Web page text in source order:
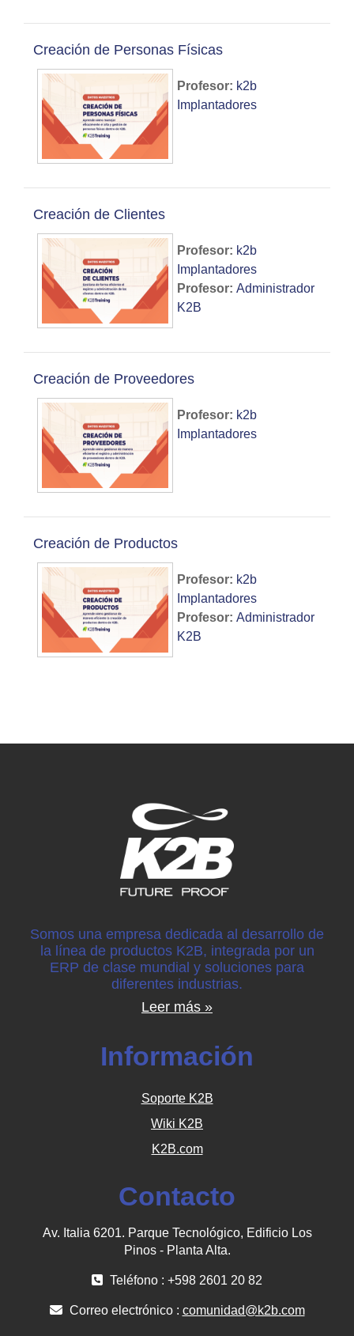
Creación de Personas Físicas
Profesor: k2b
Implantadores
Creación de Clientes
Profesor: k2b
Implantadores
Profesor: Administrador
K2B
Creación de Proveedores
Profesor: k2b
Implantadores
Creación de Productos
Profesor: k2b
Implantadores
Profesor: Administrador
K2B
Somos una empresa dedicada al desarrollo de
la línea de productos K2B, integrada por un
ERP de clase mundial y soluciones para
diferentes industrias.
Leer más »
Información
Soporte K2B
Wiki K2B
K2B.com
Contacto
Av. Italia 6201. Parque Tecnológico, Edificio Los
Pinos - Planta Alta.
Teléfono : +598 2601 20 82
Correo electrónico : comunidad@k2b.com